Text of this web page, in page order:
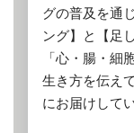
グの普及を通
ング】と【足
「心・腸・細
生き方を伝え
にお届けして